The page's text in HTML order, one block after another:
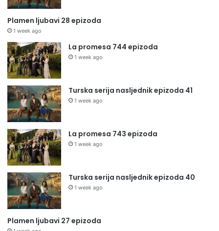
Plamen ljubavi 28 epizoda
1 week ago
La promesa 744 epizoda
1 week ago
Turska serija nasljednik epizoda 41
1 week ago
La promesa 743 epizoda
1 week ago
Turska serija nasljednik epizoda 40
1 week ago
Plamen ljubavi 27 epizoda